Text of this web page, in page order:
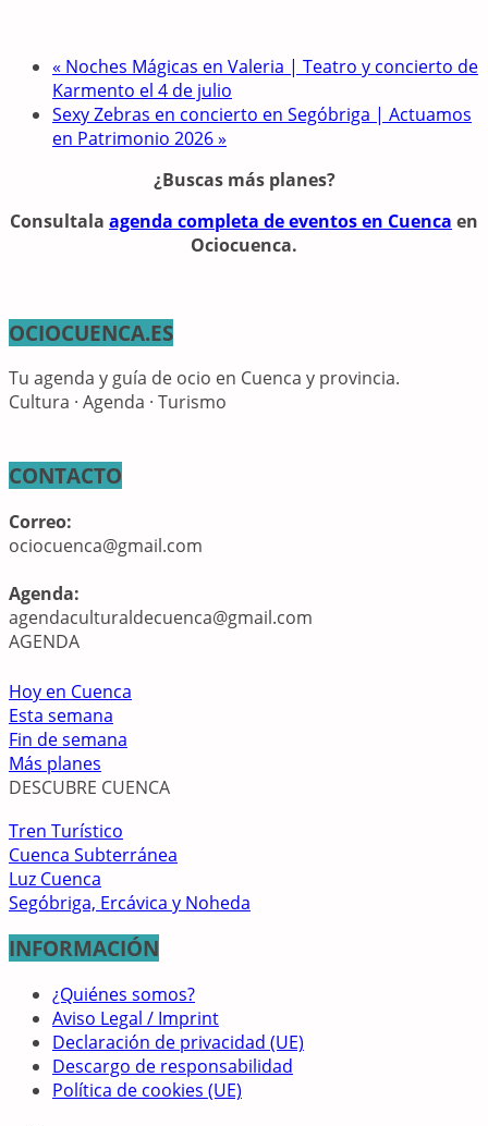
« Noches Mágicas en Valeria | Teatro y concierto de
Karmento el 4 de julio
Sexy Zebras en concierto en Segóbriga | Actuamos
en Patrimonio 2026»
¿Buscas más planes?
Consultala agenda completa de eventos en Cuenca en
Ociocuenca.
OCIOCUENCA.ES
Tu agenda y guía de ocio en Cuenca y provincia.
Cultura · Agenda · Turismo
CONTACTO
Correo:
ociocuenca@gmail.com
Agenda:
agendaculturaldecuenca@gmail.com
AGENDA
Hoy en Cuenca
Esta semana
Fin de semana
Más planes
DESCUBRE CUENCA
Tren Turístico
Cuenca Subterránea
Luz Cuenca
Segóbriga, Ercávica y Noheda
INFORMACIÓN
¿Quiénes somos?
Aviso Legal / Imprint
Declaración de privacidad (UE)
Descargo de responsabilidad
Política de cookies (UE)